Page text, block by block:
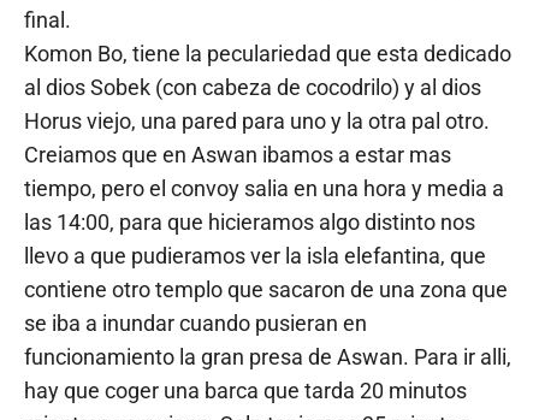
final.
Komon Bo, tiene la peculariedad que esta dedicado
al dios Sobek (con cabeza de cocodrilo) y al dios
Horus viejo, una pared para uno y la otra pal otro.
Creiamos que en Aswan ibamos a estar mas
tiempo, pero el convoy salia en una hora y media a
las 14:00, para que hicieramos algo distinto nos
llevo a que pudieramos ver la isla elefantina, que
contiene otro templo que sacaron de una zona que
se iba a inundar cuando pusieran en
funcionamiento la gran presa de Aswan. Para ir alli,
hay que coger una barca que tarda 20 minutos